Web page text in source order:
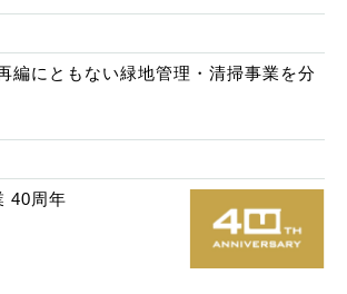
編にともない緑地管理・清掃事業を分
40周年